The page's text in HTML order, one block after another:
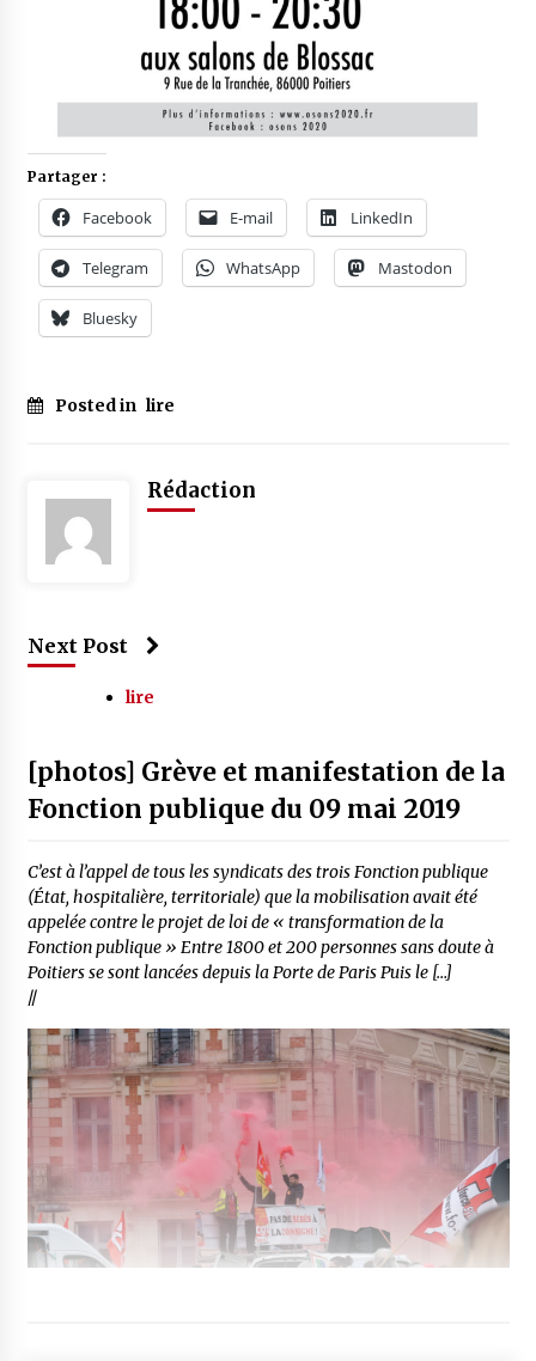
Partager :
Facebook E-mail LinkedIn
Telegram WhatsApp Mastodon
Bluesky
Posted in lire
Rédaction
Next Post
lire
[photos] Grève et manifestation de la
Fonction publique du 09 mai 2019
C’est à l’appel de tous les syndicats des trois Fonction publique
(État, hospitalière, territoriale) que la mobilisation avait été
appelée contre le projet de loi de « transformation de la
Fonction publique » Entre 1800 et 200 personnes sans doute à
Poitiers se sont lancées depuis la Porte de Paris Puis le […]
//